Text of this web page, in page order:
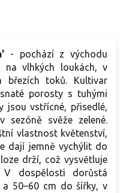
měkčeji.
- pochází z východu
na vlhkých loukách, v
březích toků. Kultivar
porosty s tuhými
jsou vstřícné, přisedlé,
svěže zelené.
vlastnost květenství,
dají jemně vychýlit do
drží, což vysvětluje
V dospělosti dorůstá
a 50–60 cm do šířky, v